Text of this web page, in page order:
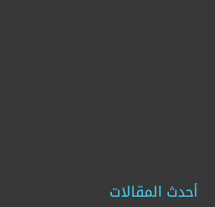
أحدث المقالات